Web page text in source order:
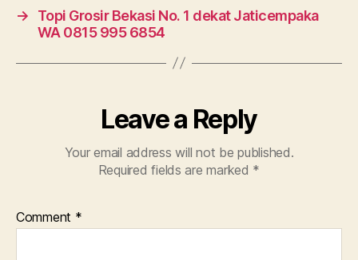
→
Topi Grosir Bekasi No. 1 dekat Jaticempaka
WA 0815 995 6854
Leave a Reply
Your email address will not be published.
Required fields are marked *
Comment *